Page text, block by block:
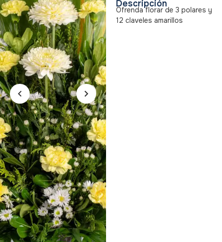
Descripción
Ofrenda florar de 3 polares y
12 claveles amarillos